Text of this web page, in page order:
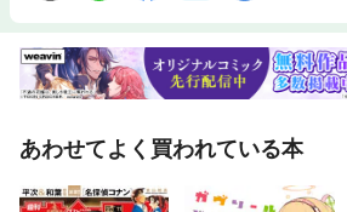
あわせてよく買われている本